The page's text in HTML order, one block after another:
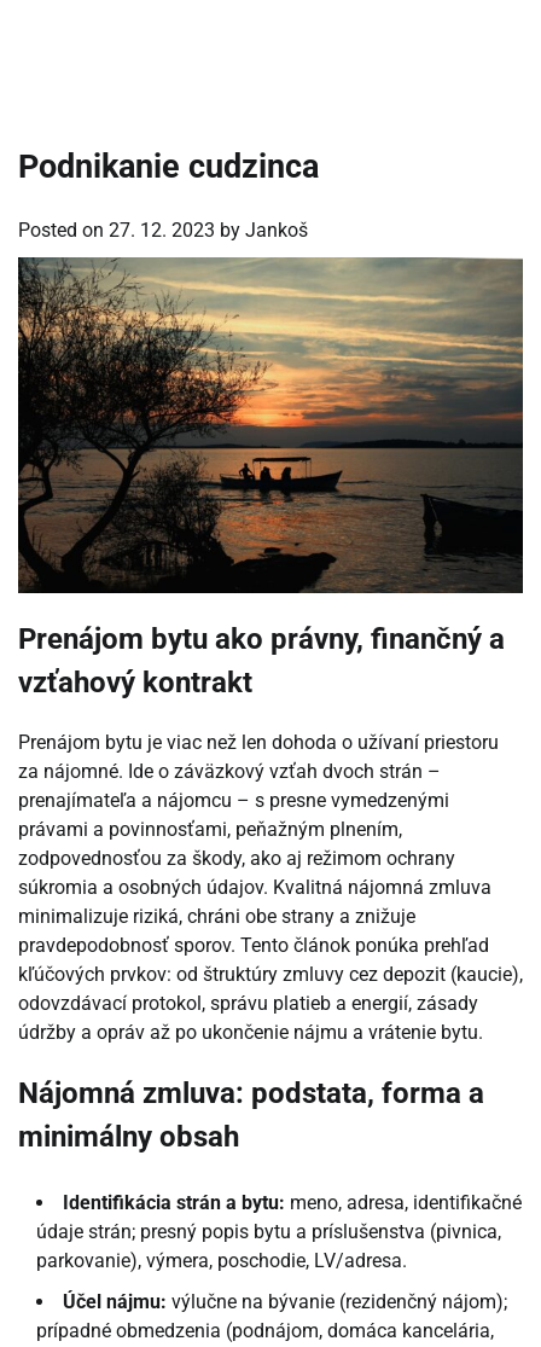
Podnikanie cudzinca
Posted on 27. 12. 2023 by Jankoš
Prenájom bytu ako právny, finančný a
vzťahový kontrakt
Prenájom bytu je viac než len dohoda o užívaní priestoru
za nájomné. Ide o záväzkový vzťah dvoch strán –
prenajímateľa a nájomcu – s presne vymedzenými
právami a povinnosťami, peňažným plnením,
zodpovednosťou za škody, ako aj režimom ochrany
súkromia a osobných údajov. Kvalitná nájomná zmluva
minimalizuje riziká, chráni obe strany a znižuje
pravdepodobnosť sporov. Tento článok ponúka prehľad
kľúčových prvkov: od štruktúry zmluvy cez depozit (kaucie),
odovzdávací protokol, správu platieb a energií, zásady
údržby a opráv až po ukončenie nájmu a vrátenie bytu.
Nájomná zmluva: podstata, forma a
minimálny obsah
Identifikácia strán a bytu: meno, adresa, identifikačné
údaje strán; presný popis bytu a príslušenstva (pivnica,
parkovanie), výmera, poschodie, LV/adresa.
Účel nájmu: výlučne na bývanie (rezidenčný nájom);
prípadné obmedzenia (podnájom, domáca kancelária,